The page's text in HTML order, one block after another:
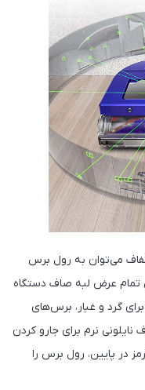
می‌توان به رول برس
تمام عرض لبه صاف دستگاه
گرد و غبار، برس‌های
نرم برای جارو کردن
در پایین، رول برس را